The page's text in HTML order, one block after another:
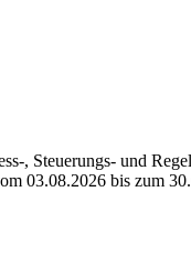
, Steuerungs- und
03.08.2026 bis zum